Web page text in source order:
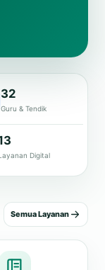
32
Guru & Tendik
Layanan Digital
Semua Layanan